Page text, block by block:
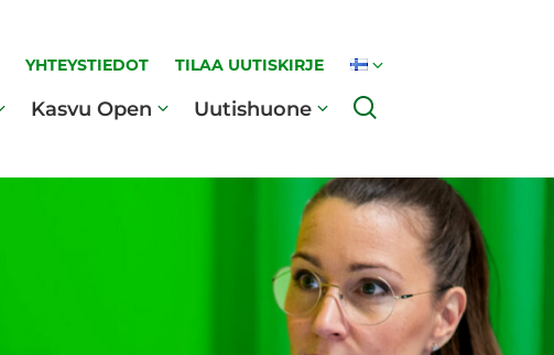
YHTEYSTIEDOT TILAA UUTISKIRJE
Kasvu Open Uutishuone